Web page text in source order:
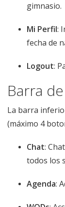
gimnasio.
Mi Perfil:
fecha de
Logout:
Barra
La barra
(máximo 4
Chat:
todos los
Agenda: